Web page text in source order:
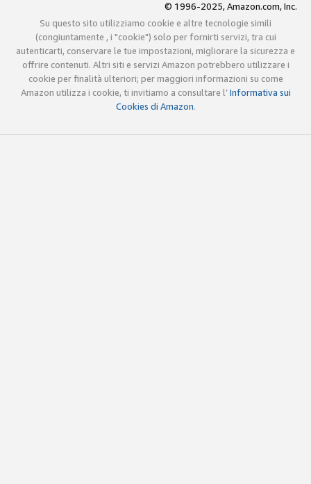
© 1996-2025, Amazon.com, Inc.
Su questo sito utilizziamo cookie e altre tecnologie simili
(congiuntamente , i "cookie") solo per fornirti servizi, tra cui
autenticarti, conservare le tue impostazioni, migliorare la sicurezza e
offrire contenuti. Altri siti e servizi Amazon potrebbero utilizzare i
cookie per finalità ulteriori; per maggiori informazioni su come
Amazon utilizza i cookie, ti invitiamo a consultare l’Informativa sui
Cookies di Amazon.